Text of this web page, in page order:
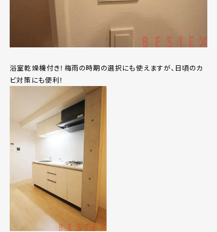
浴室乾燥機付き！梅雨の時期の選択にも使えますが、日頃のカ
ビ対策にも便利！